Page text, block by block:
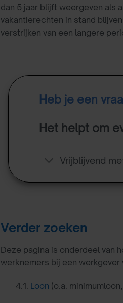
dan 5 jaar blijft weergeven als
vakantierechten in stand
verstrijken van een langere
Heb je een
Het helpt om
Vrijblijvend
Verder zoeken
Deze pagina is onderdeel van
werknemers bij een
4.1. Loon (o.a.